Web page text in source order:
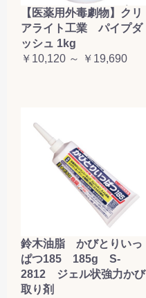
【医薬用外毒劇物】クリ
アライト工業 パイプダ
ッシュ 1kg
￥10,120 ～ ￥19,690
鈴木油脂 かびとりいっ
ぱつ185 185g S-
2812 ジェル状強力かび
取り剤